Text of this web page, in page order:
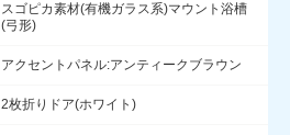
スゴピカ素材(有機ガラス系)マウント浴槽
(弓形)
アクセントパネル:アンティークブラウン
2枚折りドア(ホワイト)